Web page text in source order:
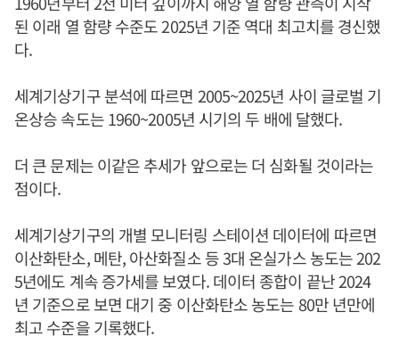
된 이래 열 함량 수준도 2025년 기준 역대 최고치를 경신했
다.
세계기상기구 분석에 따르면 2005~2025년 사이 글로벌 기
온상승 속도는 1960~2005년 시기의 두 배에 달했다.
더 큰 문제는 이같은 추세가 앞으로는 더 심화될 것이라는
점이다.
세계기상기구의 개별 모니터링 스테이션 데이터에 따르면
이산화탄소, 메탄, 아산화질소 등 3대 온실가스 농도는 202
5년에도 계속 증가세를 보였다. 데이터 종합이 끝난 2024
년 기준으로 보면 대기 중 이산화탄소 농도는 80만 년만에
최고 수준을 기록했다.